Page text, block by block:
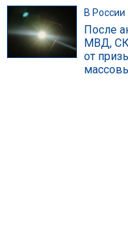
В России
После
МВД, СК
от